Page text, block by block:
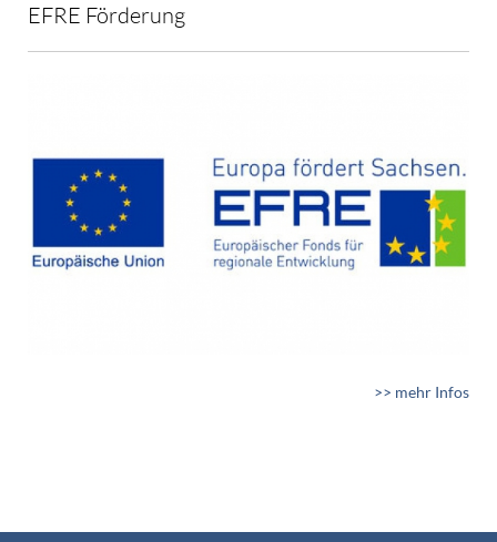
EFRE Förderung
>> mehr Infos